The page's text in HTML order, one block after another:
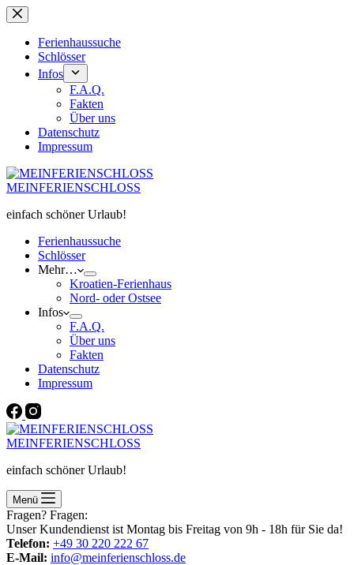
Zum
Inhalt
springenFerienhaussuche
Schlösser
Infos
F.A.Q.
Fakten
Über uns
Datenschutz
Impressum
MEINFERIENSCHLOSS
einfach schöner Urlaub!
Ferienhaussuche
Schlösser
Mehr…
Kroatien-Ferienhaus
Nord- oder Ostsee
Infos
F.A.Q.
Über uns
Fakten
Datenschutz
Impressum
MEINFERIENSCHLOSS
einfach schöner Urlaub!
Menü
Fragen? Fragen:
Unser Kundendienst ist Montag bis Freitag von 9h - 18h für Sie da!
Telefon: +49 30 220 222 67
E-Mail: info@meinferienschloss.de